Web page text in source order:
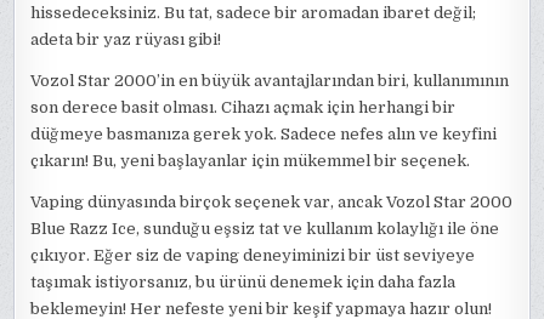
hissedeceksiniz. Bu tat, sadece bir aromadan ibaret değil;
adeta bir yaz rüyası gibi!
Vozol Star 2000’in en büyük avantajlarından biri, kullanımının
son derece basit olması. Cihazı açmak için herhangi bir
düğmeye basmanıza gerek yok. Sadece nefes alın ve keyfini
çıkarın! Bu, yeni başlayanlar için mükemmel bir seçenek.
Vaping dünyasında birçok seçenek var, ancak Vozol Star 2000
Blue Razz Ice, sunduğu eşsiz tat ve kullanım kolaylığı ile öne
çıkıyor. Eğer siz de vaping deneyiminizi bir üst seviyeye
taşımak istiyorsanız, bu ürünü denemek için daha fazla
beklemeyin! Her nefeste yeni bir keşif yapmaya hazır olun!